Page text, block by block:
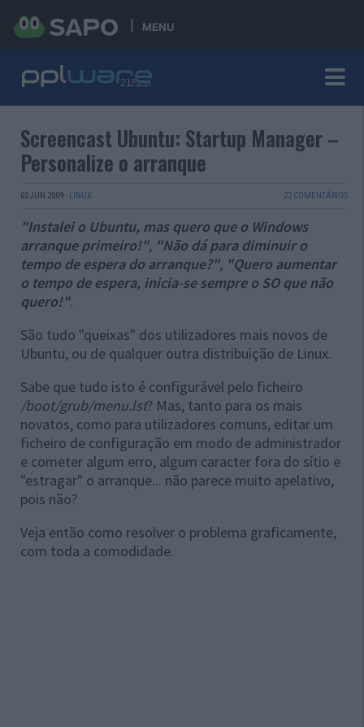
MENU
Screencast Ubuntu: Startup Manager –
Personalize o arranque
02 JUN 2009 · LINUX 22 COMENTÁRIOS
"Instalei o Ubuntu, mas quero que o Windows
arranque primeiro!", "Não dá para diminuir o
tempo de espera do arranque?", "Quero aumentar
o tempo de espera, inicia-se sempre o SO que não
quero!".
São tudo "queixas" dos utilizadores mais novos de
Ubuntu, ou de qualquer outra distribuição de Linux.
Sabe que tudo isto é configurável pelo ficheiro
/boot/grub/menu.lst? Mas, tanto para os mais
novatos, como para utilizadores comuns, editar um
ficheiro de configuração em modo de administrador
e cometer algum erro, algum caracter fora do sítio e
"estragar" o arranque... não parece muito apelativo,
pois não?
Veja então como resolver o problema graficamente,
com toda a comodidade.